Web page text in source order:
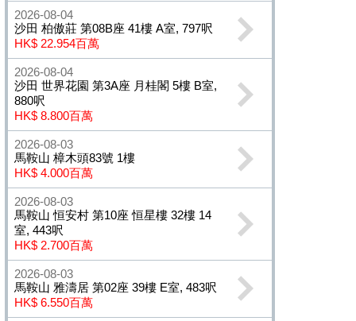
2026-08-04
沙田 柏傲莊 第08B座 41樓 A室, 797呎
HK$ 22.954百萬
2026-08-04
沙田 世界花園 第3A座 月桂閣 5樓 B室,
880呎
HK$ 8.800百萬
2026-08-03
馬鞍山 樟木頭83號 1樓
HK$ 4.000百萬
2026-08-03
馬鞍山 恒安村 第10座 恒星樓 32樓 14
室, 443呎
HK$ 2.700百萬
2026-08-03
馬鞍山 雅濤居 第02座 39樓 E室, 483呎
HK$ 6.550百萬